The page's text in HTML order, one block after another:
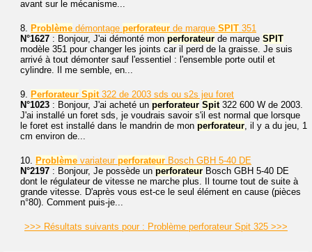
avant sur le mécanisme...
8. Problème démontage perforateur de marque SPIT 351
N°1627 : Bonjour, J'ai démonté mon perforateur de marque SPIT
modèle 351 pour changer les joints car il perd de la graisse. Je suis
arrivé à tout démonter sauf l'essentiel : l'ensemble porte outil et
cylindre. Il me semble, en...
9. Perforateur Spit322 de 2003 sds ou s2s jeu foret
N°1023 : Bonjour, J'ai acheté un perforateur Spit322 600 W de 2003.
J'ai installé un foret sds, je voudrais savoir s'il est normal que lorsque
le foret est installé dans le mandrin de mon perforateur, il y a du jeu, 1
cm environ de...
10. Problème variateur perforateur Bosch GBH 5-40 DE
N°2197 : Bonjour, Je possède un perforateur Bosch GBH 5-40 DE
dont le régulateur de vitesse ne marche plus. Il tourne tout de suite à
grande vitesse. D'après vous est-ce le seul élément en cause (pièces
n°80). Comment puis-je...
>>> Résultats suivants pour : Problème perforateur Spit 325 >>>